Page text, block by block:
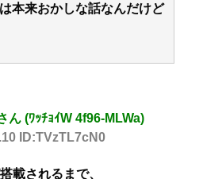
本来おかしな話なんだけど
ん (ﾜｯﾁｮｲW 4f96-MLWa)
ID:TVzTL7cN0
載されるまで、